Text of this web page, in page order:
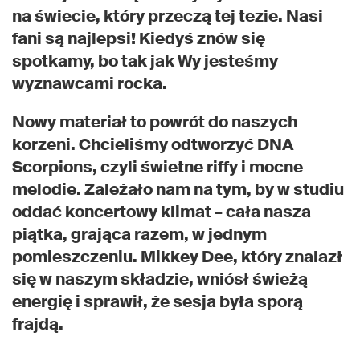
na świecie, który przeczą tej tezie. Nasi
fani są najlepsi! Kiedyś znów się
spotkamy, bo tak jak Wy jesteśmy
wyznawcami rocka.
Nowy materiał to powrót do naszych
korzeni. Chcieliśmy odtworzyć DNA
Scorpions, czyli świetne riffy i mocne
melodie. Zależało nam na tym, by w studiu
oddać koncertowy klimat – cała nasza
piątka, grająca razem, w jednym
pomieszczeniu. Mikkey Dee, który znalazł
się w naszym składzie, wniósł świeżą
energię i sprawił, że sesja była sporą
frajdą.